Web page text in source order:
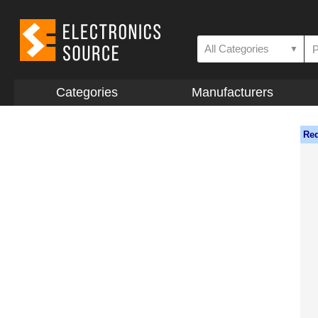
All Categories ▼
Categories Manufacturers